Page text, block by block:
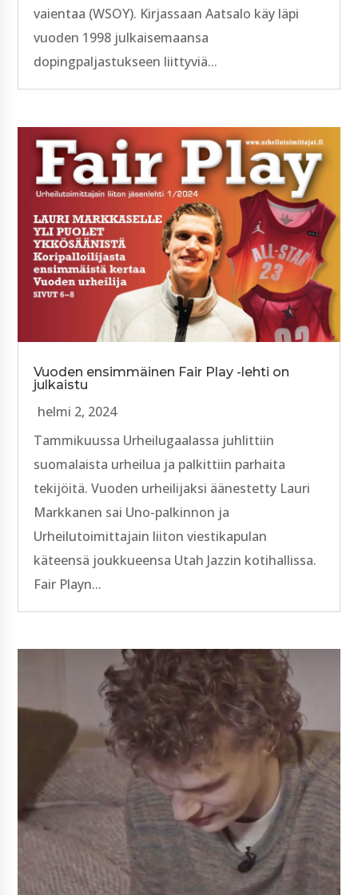
vaientaa (WSOY). Kirjassaan Aatsalo käy läpi
vuoden 1998 julkaisemaansa
dopingpaljastukseen liittyviä...
Vuoden ensimmäinen Fair Play -lehti on
julkaistu
helmi 2, 2024
Tammikuussa Urheilugaalassa juhlittiin
suomalaista urheilua ja palkittiin parhaita
tekijöitä. Vuoden urheilijaksi äänestetty Lauri
Markkanen sai Uno-palkinnon ja
Urheilutoimittajain liiton viestikapulan
käteensä joukkueensa Utah Jazzin kotihallissa.
Fair Playn...